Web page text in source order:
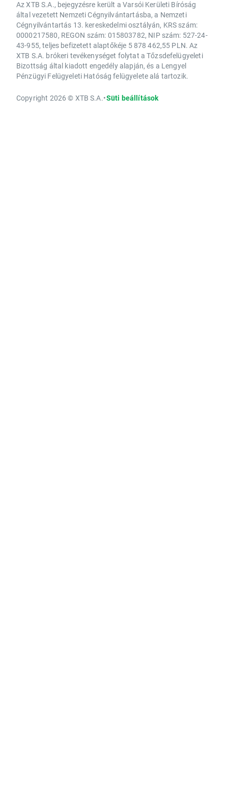
Az XTB S.A., bejegyzésre került a Varsói Kerületi Bíróság
által vezetett Nemzeti Cégnyilvántartásba, a Nemzeti
Cégnyilvántartás 13. kereskedelmi osztályán, KRS szám:
0000217580, REGON szám: 015803782, NIP szám: 527-24-
43-955, teljes befizetett alaptőkéje 5 878 462,55 PLN. Az
XTB S.A. brókeri tevékenységet folytat a Tőzsdefelügyeleti
Bizottság által kiadott engedély alapján, és a Lengyel
Pénzügyi Felügyeleti Hatóság felügyelete alá tartozik.
Copyright 2026 © XTB S.A.•Süti beállítások